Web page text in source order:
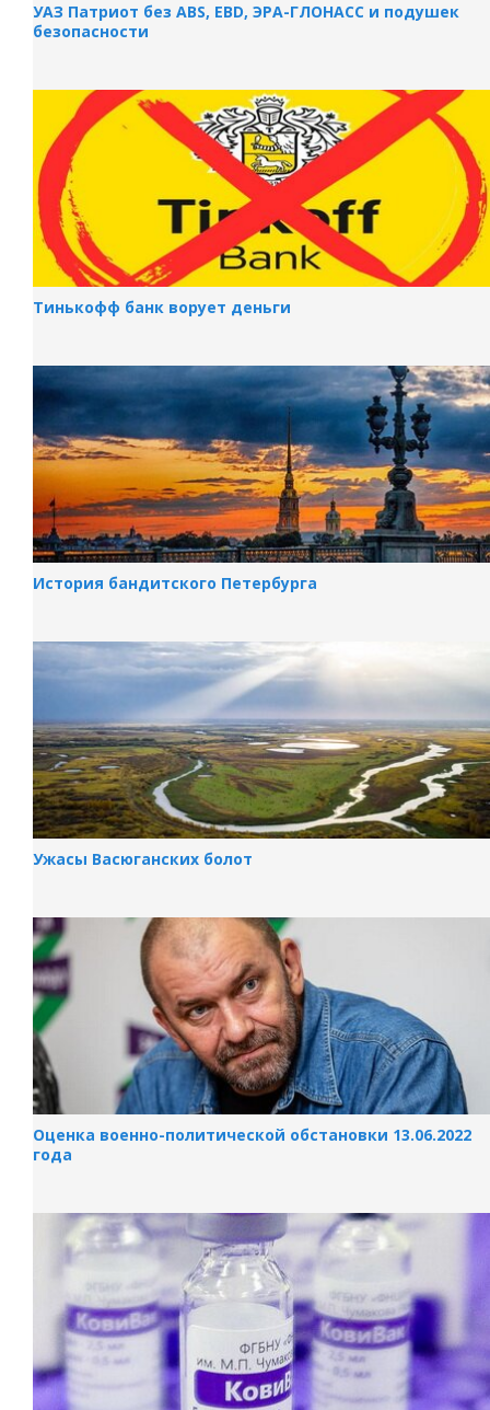
УАЗ Патриот без ABS, EBD, ЭРА-ГЛОНАСС и подушек
безопасности
Тинькофф банк ворует деньги
История бандитского Петербурга
Ужасы Васюганских болот
Оценка военно-политической обстановки 13.06.2022
года